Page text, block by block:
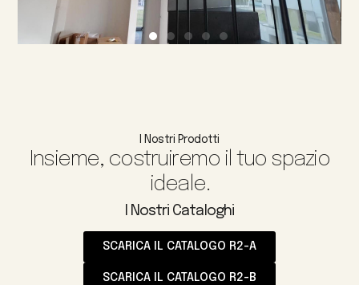
I Nostri Prodotti
Insieme, costruiremo il tuo spazio
ideale.
I Nostri Cataloghi
SCARICA IL CATALOGO R2-A
SCARICA IL CATALOGO R2-B